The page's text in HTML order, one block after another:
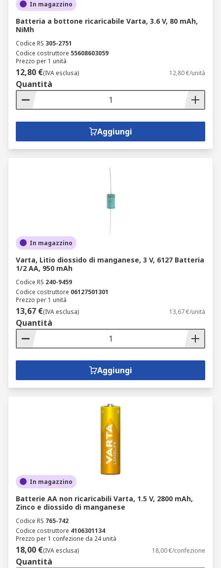
In magazzino
Batteria a bottone ricaricabile Varta, 3.6 V, 80 mAh,
NiMh
Codice RS 305-2751
Codice costruttore 55608603059
Prezzo per 1 unità
12,80 €(IVA esclusa) 12,80 €/unità
Quantità
Aggiungi
In magazzino
Varta, Litio diossido di manganese, 3 V, 6127 Batteria
1/2 AA, 950 mAh
Codice RS 240-9459
Codice costruttore 06127501301
Prezzo per 1 unità
13,67 €(IVA esclusa) 13,67 €/unità
Quantità
Aggiungi
In magazzino
Batterie AA non ricaricabili Varta, 1.5 V, 2800 mAh,
Zinco e diossido di manganese
Codice RS 765-742
Codice costruttore 4106301134
Prezzo per 1 confezione da 24 unità
18,00 €(IVA esclusa) 18,00 €/confezione
Quantità